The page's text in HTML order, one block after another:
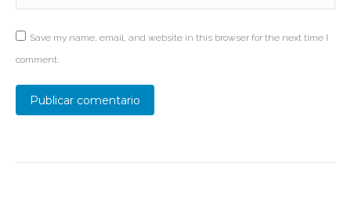
Save my name, email, and website in this browser for the next time I
comment.
Publicar comentario